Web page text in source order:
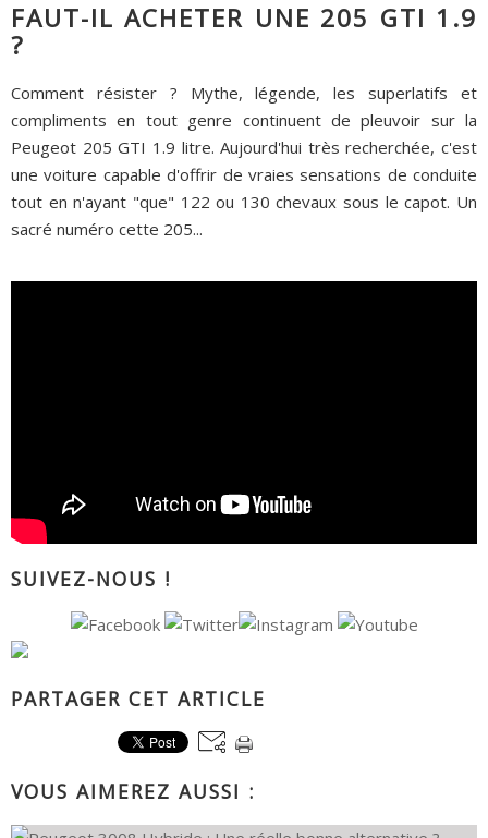
FAUT-IL ACHETER UNE 205 GTI 1.9
?
Comment résister ? Mythe, légende, les superlatifs et
compliments en tout genre continuent de pleuvoir sur la
Peugeot 205 GTI 1.9 litre. Aujourd'hui très recherchée, c'est
une voiture capable d'offrir de vraies sensations de conduite
tout en n'ayant "que" 122 ou 130 chevaux sous le capot. Un
sacré numéro cette 205...
SUIVEZ-NOUS !
PARTAGER CET ARTICLE
VOUS AIMEREZ AUSSI :